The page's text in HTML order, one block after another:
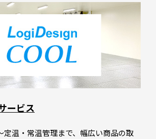
ービス
定温・常温管理まで、幅広い商品の取